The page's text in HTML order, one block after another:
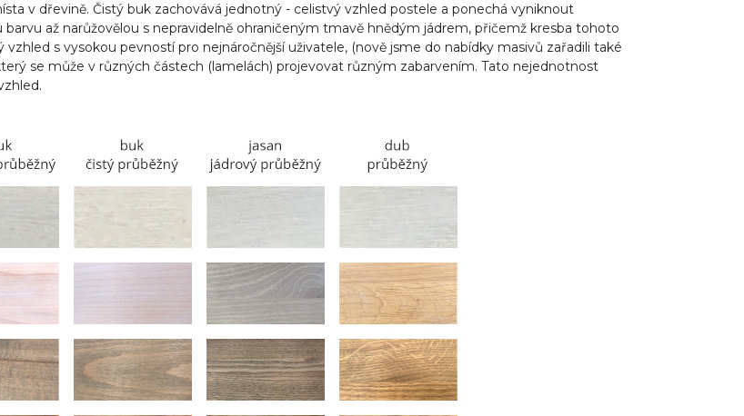
v dřevině. Čistý buk zachovává jednotný - celistvý vzhled postele a ponechá vyniknout
až narůžovělou s nepravidelně ohraničeným tmavě hnědým jádrem, přičemž kresba tohoto
s vysokou pevností pro nejnáročnější uživatele, (nově jsme do nabídky masivů zařadili také
se může v různých částech (lamelách) projevovat různým zabarvením. Tato nejednotnost